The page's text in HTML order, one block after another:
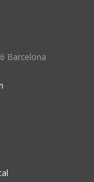
Barcelona